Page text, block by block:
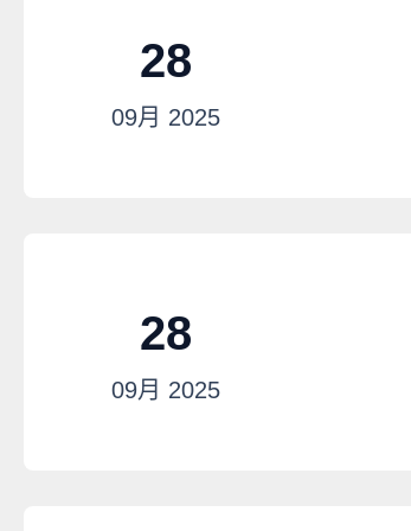
28
09月 2025
28
09月 2025